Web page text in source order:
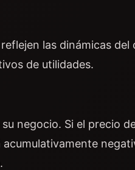
las dinámicas del
de utilidades.
negocio. Si el precio